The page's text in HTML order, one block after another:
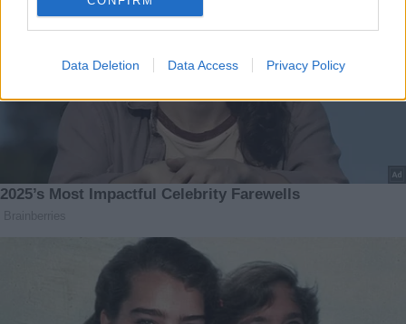
Data Deletion Data Access Privacy Policy